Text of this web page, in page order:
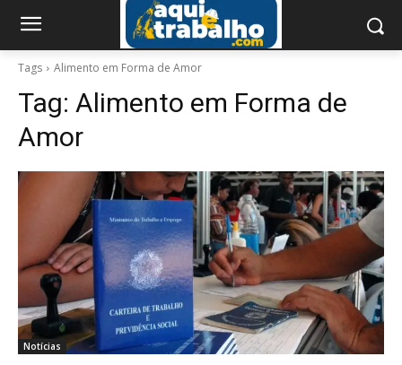
Tags Alimento em Forma de Amor
Tag: Alimento em Forma de
Amor
Notícias